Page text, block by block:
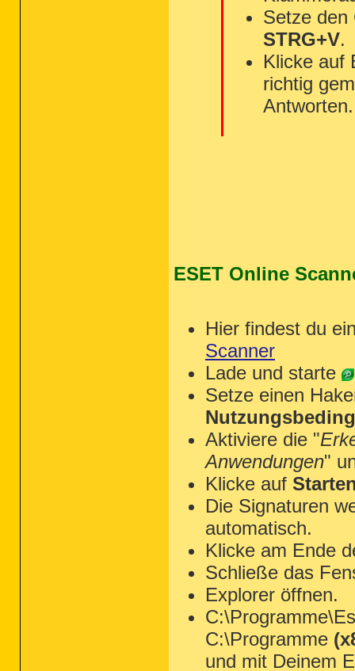
Setze den
STRG+V.
Klicke auf
richtig
Antworten.
ESET Online
Hier findest du
Scanner
Lade und starte
Setze einen
Aktiviere die "
Anwendungen"
Klicke auf
Die Signaturen
automatisch.
Klicke am Ende
Schließe das
Explorer öffnen.
C:\Programme
und mit Deinem